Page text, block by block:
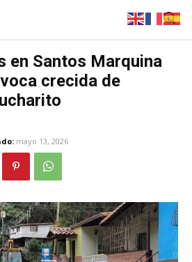
en Santos Marquina
crecida de
mayo 13, 2026